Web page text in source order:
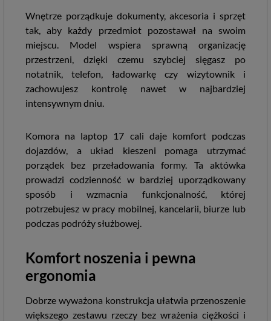
Wnętrze porządkuje dokumenty, akcesoria i sprzęt
tak, aby każdy przedmiot pozostawał na swoim
miejscu. Model wspiera sprawną organizację
przestrzeni, dzięki czemu szybciej sięgasz po
notatnik, telefon, ładowarkę czy wizytownik i
zachowujesz kontrolę nawet w najbardziej
intensywnym dniu.
Komora na laptop 17 cali daje komfort podczas
dojazdów, a układ kieszeni pomaga utrzymać
porządek bez przeładowania formy. Ta aktówka
prowadzi codzienność w bardziej uporządkowany
sposób i wzmacnia funkcjonalność, której
potrzebujesz w pracy mobilnej, kancelarii, biurze lub
podczas podróży służbowej.
Komfort noszenia i pewna
ergonomia
Dobrze wyważona konstrukcja ułatwia przenoszenie
większego zestawu rzeczy bez wrażenia ciężkości i